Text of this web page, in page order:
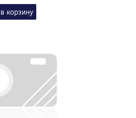
в корзину